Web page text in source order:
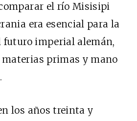
el río Misisipi
era esencial para la
futuro imperial alemán,
materias primas y mano
los años treinta y